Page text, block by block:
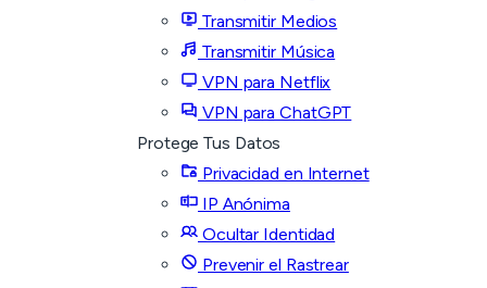
Transmitir Medios
Transmitir Música
VPN para Netflix
VPN para ChatGPT
Protege Tus Datos
Privacidad en Internet
IP Anónima
Ocultar Identidad
Prevenir el Rastrear